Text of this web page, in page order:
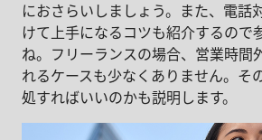
におさらいしましょう。また、電話
けて上手になるコツも紹介するので
ね。フリーランスの場合、営業時間
れるケースも少なくありません。そ
処すればいいのかも説明します。